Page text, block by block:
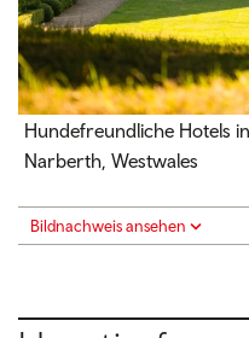
Hundefreundliche Hotels
Narberth, Westwales
Bildnachweis ansehen